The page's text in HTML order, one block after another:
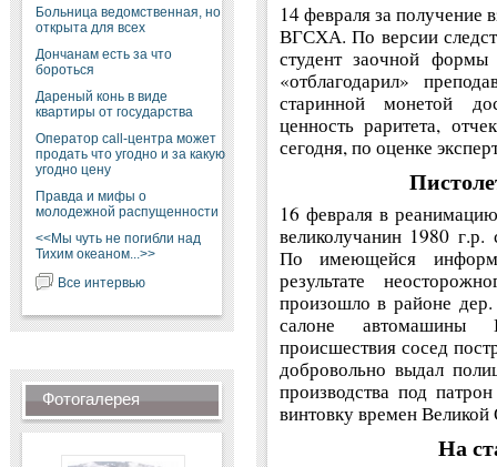
Больница ведомственная, но
открыта для всех
Дончанам есть за что
бороться
Дареный конь в виде
квартиры от государства
Оператор call-центра может
продать что угодно и за какую
угодно цену
Правда и мифы о
молодежной распущенности
<<Мы чуть не погибли над
Тихим океаном...>>
Все интервью
Фотогалерея
14 февраля за получение
ВГСХА. По версии
студент заочной формы
«отблагодарил»
старинной монетой
ценность раритета,
сегодня, по оценке
16 февраля в
великолучанин 1980
По имеющейся
результате
произошло в районе дер.
салоне
происшествия сосед
добровольно выдал
производства под
винтовку времен
На